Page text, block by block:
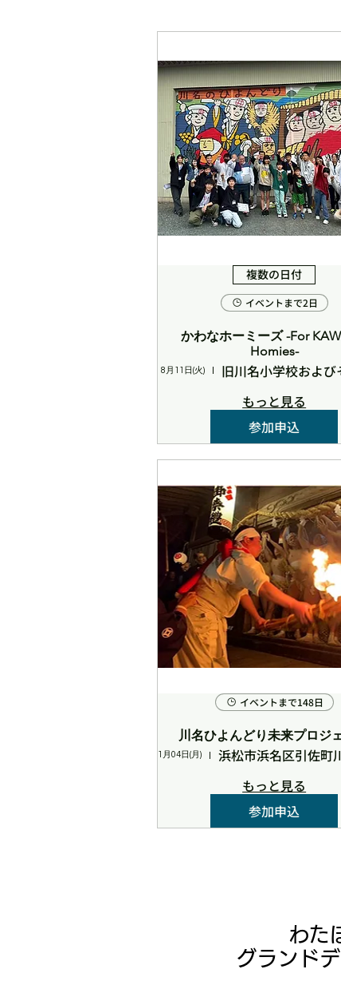
複数の日付
イベントまで2日
かわなホーミーズ -For KAWANA
Homies-
8月11日(火)
旧川名小学校および
もっと見る
参加申込
イベントまで148日
川名ひよんどり未来プロジ
1月04日(月)
もっと見る
参加申込
わた
グランド